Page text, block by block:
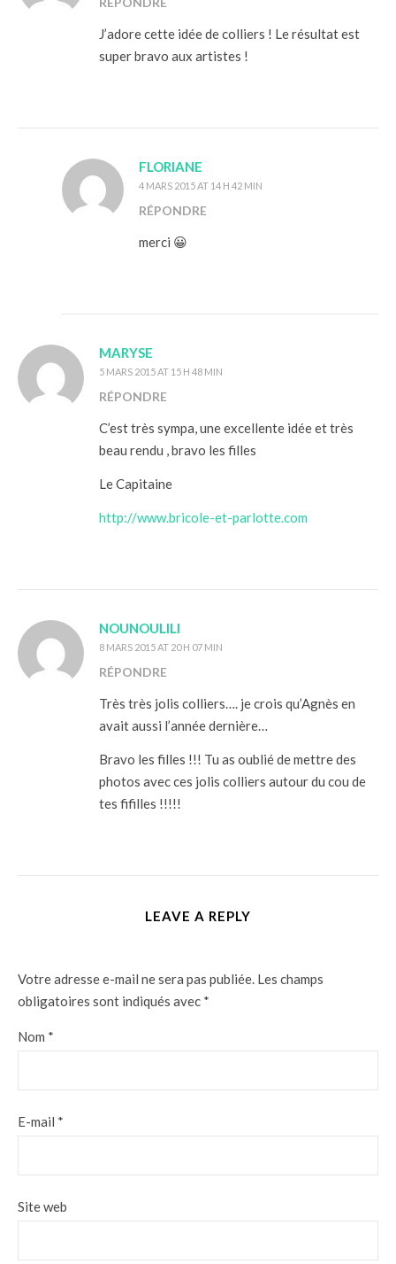
J’adore cette idée de colliers ! Le résultat est
super bravo aux artistes !
FLORIANE
4 MARS 2015 AT 14 H 42 MIN
RÉPONDRE
merci 😀
MARYSE
5 MARS 2015 AT 15 H 48 MIN
RÉPONDRE
C’est très sympa, une excellente idée et très
beau rendu , bravo les filles
Le Capitaine
http://www.bricole-et-parlotte.com
NOUNOULILI
8 MARS 2015 AT 20 H 07 MIN
RÉPONDRE
Très très jolis colliers…. je crois qu’Agnès en
avait aussi l’année dernière…
Bravo les filles !!! Tu as oublié de mettre des
photos avec ces jolis colliers autour du cou de
tes fifilles !!!!!
LEAVE A REPLY
Votre adresse e-mail ne sera pas publiée. Les champs
obligatoires sont indiqués avec *
Nom *
E-mail *
Site web